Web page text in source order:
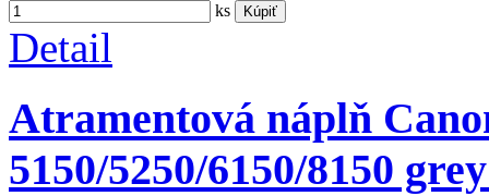
ks Kúpiť
Detail
Atramentová náplň
5150/5250/6150/8150